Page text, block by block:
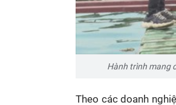
Hành trình mang
Theo các doanh